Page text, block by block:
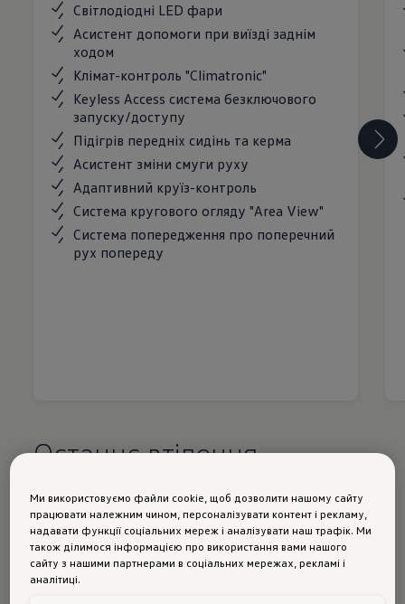
Світлодіодні LED фари
Асистент допомоги при виїзді заднім
ходом
Клімат-контроль "Climatronic"
Keyless Access система безключового
запуску/доступу
Підігрів передніх сидінь та керма
Асистент зміни смуги руху
Адаптивний круїз-контроль
Система кругового огляду "Area View"
Система попередження про поперечний
рух попереду
Останнє втілення
легенди, чиїм імʼям
названо цілий клас.Golf.
Ми використовуємо файли cookie, щоб дозволити нашому сайту
працювати належним чином, персоналізувати контент і рекламу,
надавати функції соціальних мереж і аналізувати наш трафік. Ми
також ділимося інформацією про використання вами нашого
сайту з нашими партнерами в соціальних мережах, рекламі і
аналітиці.